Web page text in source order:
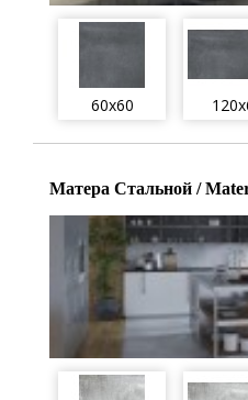
60x60
Матера Стальной /